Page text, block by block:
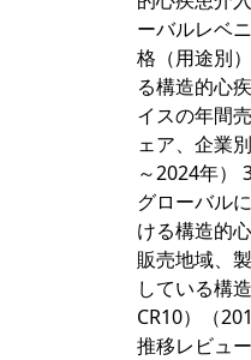
ーバルレベ
格（用途別
る構造的心
イスの年間
ェア、企業
～2024年）
グローバル
ける構造的
販売地域、
している構
CR10）（
推移レビュ